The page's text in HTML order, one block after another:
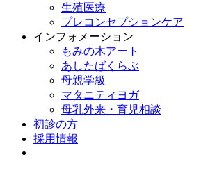
生殖医療
プレコンセプションケア
インフォメーション
もみの木アート
あしたばくらぶ
母親学級
マタニティヨガ
母乳外来・育児相談
初診の方
採用情報